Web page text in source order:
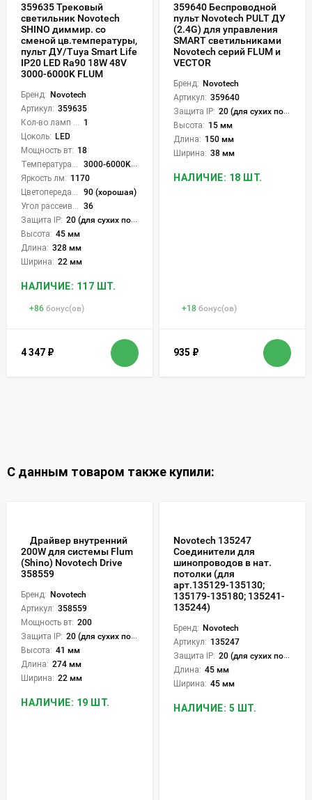
359635 Трековый
светильник Novotech
SHINO диммир. со
сменой цв.температуры,
пульт ДУ/Tuya Smart Life
IP20 LED Ra90 18W 48V
3000-6000K FLUM
Бренд: Novotech
Артикул: 359635
1
Цоколь: LED
Мощность вт: 18
3000-6000K (плавная рег.)
Яркость лм: 1170
90 (хорошая)
36
Защита IP: 20 (для сухих пом.)
Высота: 45 мм
Длина: 328 мм
Ширина: 22 мм
НАЛИЧИЕ: 117 ШТ.
+86 бонус(ов)
4 347 ₽
359640 Беспроводной
пульт Novotech PULT ДУ
(2.4G) для управления
SMART светильниками
Novotech серий FLUM и
VECTOR
Бренд: Novotech
Артикул: 359640
Защита IP: 20 (для сухих пом.)
Высота: 15 мм
Длина: 150 мм
Ширина: 38 мм
НАЛИЧИЕ: 18 ШТ.
+18 бонус(ов)
935 ₽
С данным товаром также купили:
Драйвер внутренний
200W для системы Flum
(Shino) Novotech Drive
358559
Бренд: Novotech
Артикул: 358559
Мощность вт: 200
Защита IP: 20 (для сухих пом.)
Высота: 41 мм
Длина: 274 мм
Ширина: 22 мм
НАЛИЧИЕ: 19 ШТ.
Novotech 135247
Соединители для
шинопроводов в нат.
потолки (для
арт.135129-135130;
135179-135180; 135241-
135244)
Бренд: Novotech
Артикул: 135247
Защита IP: 20 (для сухих пом.)
Длина: 45 мм
Ширина: 45 мм
НАЛИЧИЕ: 5 ШТ.